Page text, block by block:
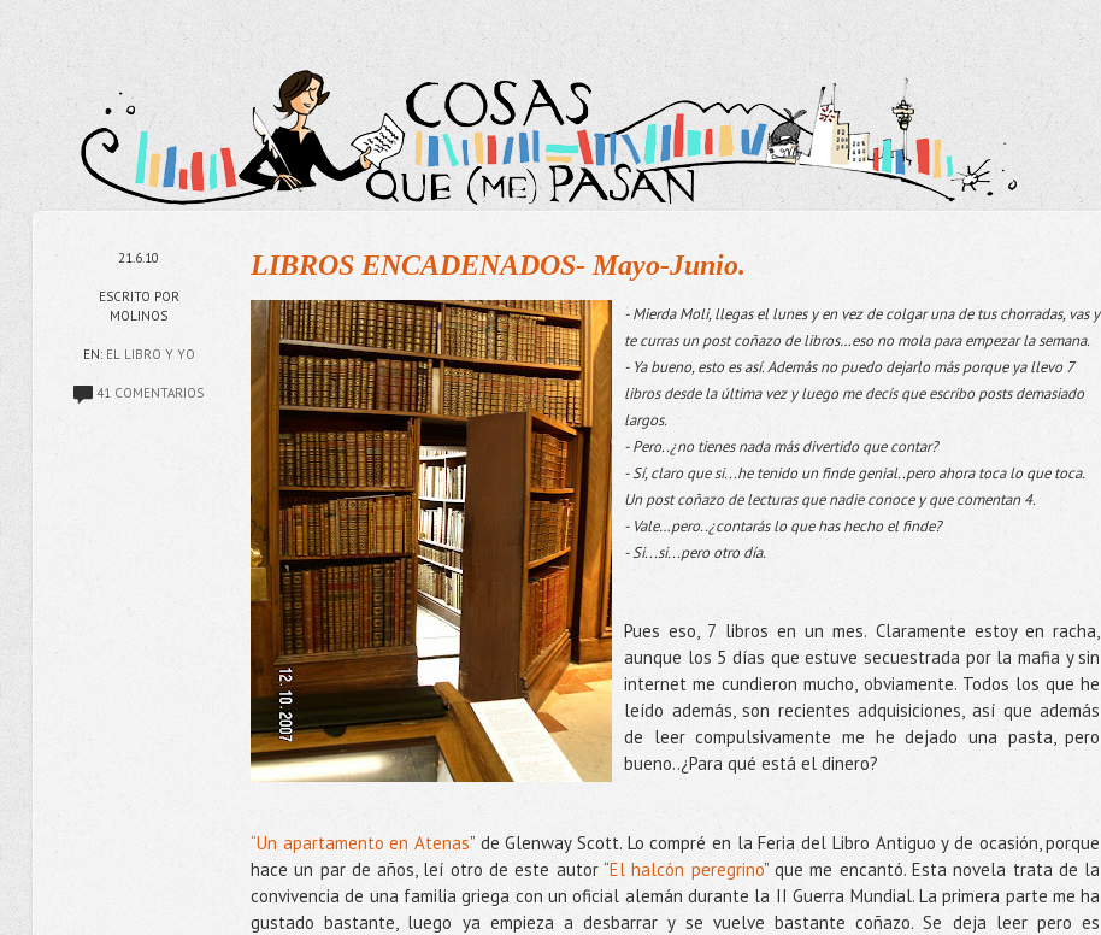
21.6.10
ESCRITO POR
MOLINOS
EN: EL LIBRO Y YO
41 COMENTARIOS
LIBROS ENCADENADOS- Mayo-Junio.
- Mierda Moli, llegas el lunes y en vez de colgar una de tus chorradas, vas y
te curras un post coñazo de libros…eso no mola para empezar la semana.
- Ya bueno, esto es así. Además no puedo dejarlo más porque ya llevo 7
libros desde la última vez y luego me decís que escribo posts demasiado
largos.
- Pero..¿no tienes nada más divertido que contar?
- Sí, claro que si...he tenido un finde genial..pero ahora toca lo que toca.
Un post coñazo de lecturas que nadie conoce y que comentan 4.
- Vale…pero..¿contarás lo que has hecho el finde?
- Si...si...pero otro día.
Pues eso, 7 libros en un mes. Claramente estoy en racha,
aunque los 5 días que estuve secuestrada por la mafia y sin
internet me cundieron mucho, obviamente. Todos los que he
leído además, son recientes adquisiciones, así que además
de leer compulsivamente me he dejado una pasta, pero
bueno..¿Para qué está el dinero?
“Un apartamento en Atenas” de Glenway Scott. Lo compré en la Feria del Libro Antiguo y de ocasión, porque
hace un par de años, leí otro de este autor “El halcón peregrino” que me encantó. Esta novela trata de la
convivencia de una familia griega con un oficial alemán durante la II Guerra Mundial. La primera parte me ha
gustado bastante, luego ya empieza a desbarrar y se vuelve bastante coñazo. Se deja leer pero es